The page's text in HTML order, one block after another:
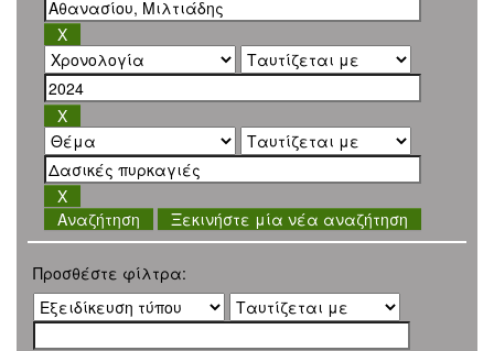
Ξεκινήστε μία νέα αναζήτηση
Προσθέστε φίλτρα: